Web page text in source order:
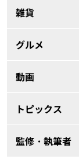
雑貨
グルメ
動画
トピックス
監修・執筆者